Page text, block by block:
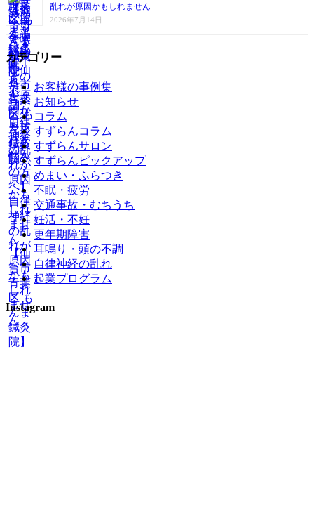
乱れが原因かもしれません
2026年7月14日
カテゴリー
お客様の事例集
お知らせ
コラム
すずらんコラム
すずらんサロン
すずらんピックアップ
めまい・ふらつき
不眠・疲労
交通事故・むちうち
妊活・不妊
更年期障害
耳鳴り・頭の不調
自律神経の乱れ
起業プログラム
Instagram